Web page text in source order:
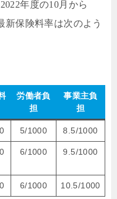
年度の10月から
新保険料率は次のよう
労働者負
担
事業主負
担
5/1000 8.5/1000
6/1000 9.5/1000
6/1000 10.5/1000